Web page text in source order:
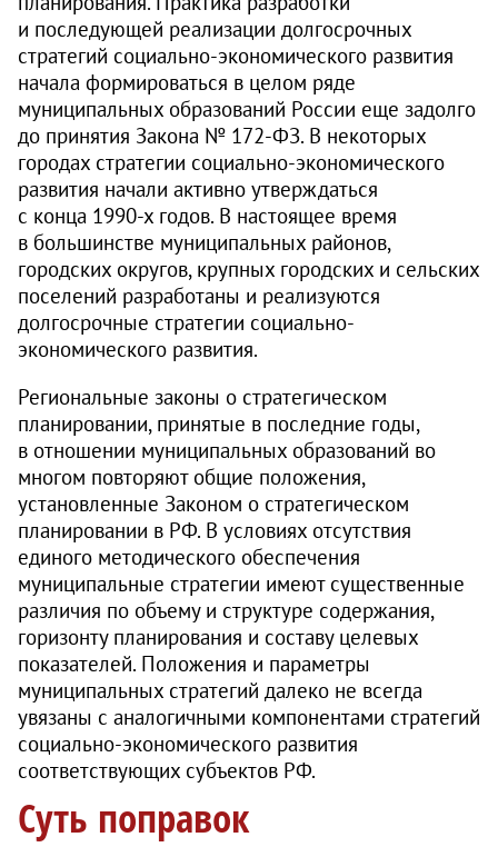
и последующей реализации долгосрочных
стратегий социально-экономического развития
начала формироваться в целом ряде
муниципальных образований России еще задолго
до принятия Закона № 172‑ФЗ. В некоторых
городах стратегии социально-экономического
развития начали активно утверждаться
с конца 1990-х годов. В настоящее время
в большинстве муниципальных районов,
городских округов, крупных городских и сельских
поселений разработаны и реализуются
долгосрочные стратегии социально-
экономического развития.
Региональные законы о стратегическом
планировании, принятые в последние годы,
в отношении муниципальных образований во
многом повторяют общие положения,
установленные Законом о стратегическом
планировании в РФ. В условиях отсутствия
единого методического обеспечения
муниципальные стратегии имеют существенные
различия по объему и структуре содержания,
горизонту планирования и составу целевых
показателей. Положения и параметры
муниципальных стратегий далеко не всегда
увязаны с аналогичными компонентами стратегий
социально-экономического развития
соответствующих субъектов РФ.
Суть поправок